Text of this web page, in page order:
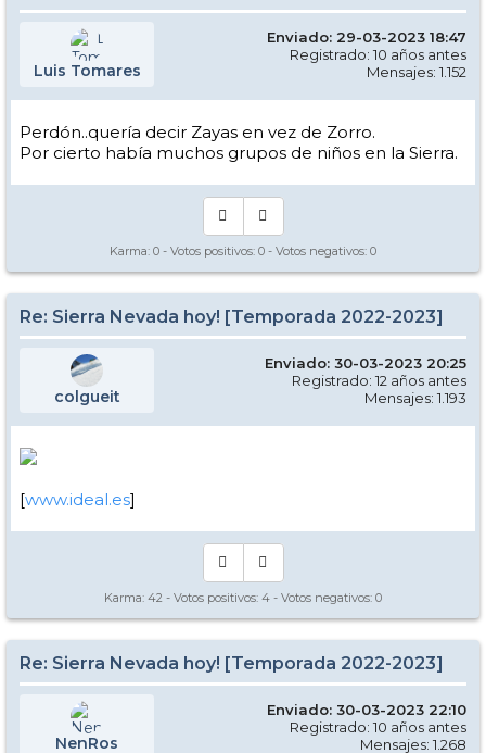
Luis Tomares
Enviado: 29-03-2023 18:47
Registrado: 10 años antes
Mensajes: 1.152
Perdón..quería decir Zayas en vez de Zorro.
Por cierto había muchos grupos de niños en la Sierra.
Karma: 0 - Votos positivos: 0 - Votos negativos: 0
Re: Sierra Nevada hoy! [Temporada 2022-2023]
colgueit
Enviado: 30-03-2023 20:25
Registrado: 12 años antes
Mensajes: 1.193
[www.ideal.es]
Karma: 42 - Votos positivos: 4 - Votos negativos: 0
Re: Sierra Nevada hoy! [Temporada 2022-2023]
NenRos
Enviado: 30-03-2023 22:10
Registrado: 10 años antes
Mensajes: 1.268